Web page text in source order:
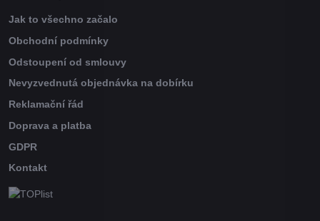
Jak to všechno začalo
Obchodní podmínky
Odstoupení od smlouvy
Nevyzvednutá objednávka na dobírku
Reklamační řád
Doprava a platba
GDPR
Kontakt